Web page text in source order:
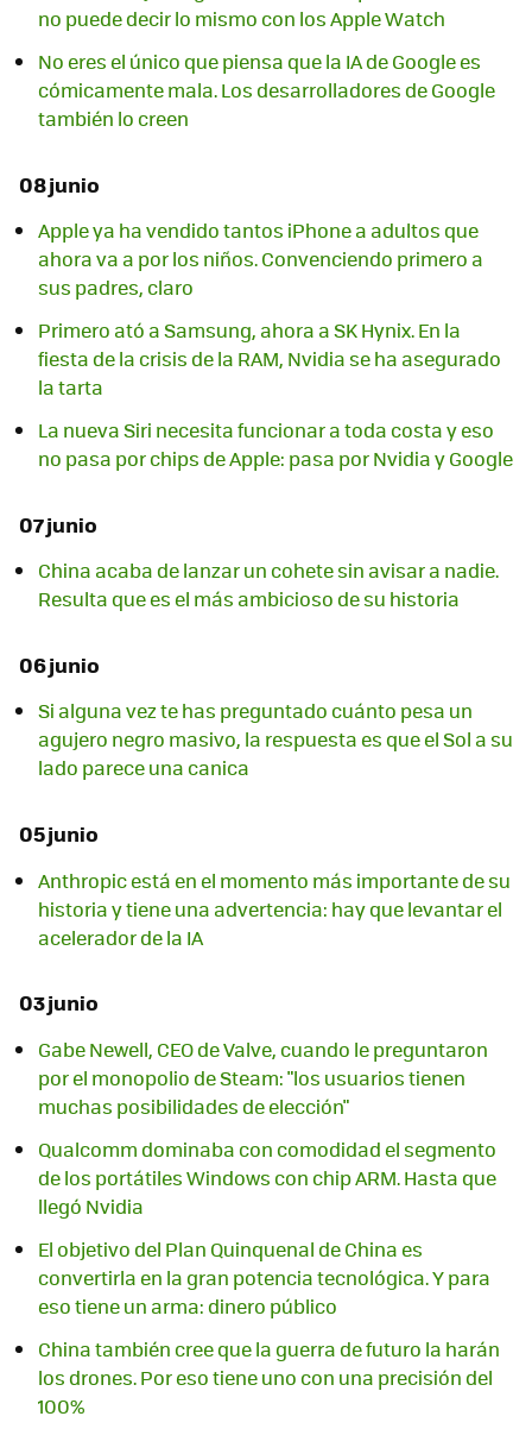
no puede decir lo mismo con los Apple Watch
No eres el único que piensa que la IA de Google es
cómicamente mala. Los desarrolladores de Google
también lo creen
08 junio
Apple ya ha vendido tantos iPhone a adultos que
ahora va a por los niños. Convenciendo primero a
sus padres, claro
Primero ató a Samsung, ahora a SK Hynix. En la
fiesta de la crisis de la RAM, Nvidia se ha asegurado
la tarta
La nueva Siri necesita funcionar a toda costa y eso
no pasa por chips de Apple: pasa por Nvidia y Google
07 junio
China acaba de lanzar un cohete sin avisar a nadie.
Resulta que es el más ambicioso de su historia
06 junio
Si alguna vez te has preguntado cuánto pesa un
agujero negro masivo, la respuesta es que el Sol a su
lado parece una canica
05 junio
Anthropic está en el momento más importante de su
historia y tiene una advertencia: hay que levantar el
acelerador de la IA
03 junio
Gabe Newell, CEO de Valve, cuando le preguntaron
por el monopolio de Steam: "los usuarios tienen
muchas posibilidades de elección"
Qualcomm dominaba con comodidad el segmento
de los portátiles Windows con chip ARM. Hasta que
llegó Nvidia
El objetivo del Plan Quinquenal de China es
convertirla en la gran potencia tecnológica. Y para
eso tiene un arma: dinero público
China también cree que la guerra de futuro la harán
los drones. Por eso tiene uno con una precisión del
100%